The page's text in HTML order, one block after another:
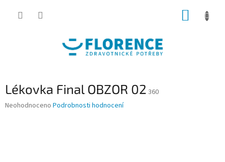
Lékovka Final OBZOR 02 360
Průměrné
Neohodnoceno Podrobnosti hodnocení